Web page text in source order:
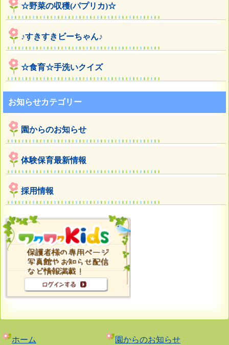
☆野菜の収穫(パプリカ)☆
♪すきすきビーちゃん♪
☆食育☆手洗いクイズ
お知らせカテゴリー
園からのお知らせ
体験保育最新情報
採用情報
ホーム 園からのお知らせ